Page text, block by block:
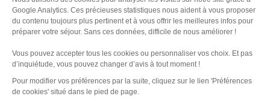
conditions d'utilisationde Google s'appliquent.